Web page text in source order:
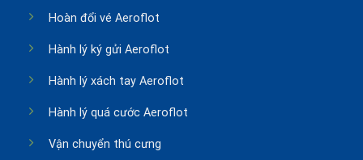
Hoàn đổi vé Aeroflot
Hành lý ký gửi Aeroflot
Hành lý xách tay Aeroflot
Hành lý quá cước Aeroflot
Vận chuyển thú cưng